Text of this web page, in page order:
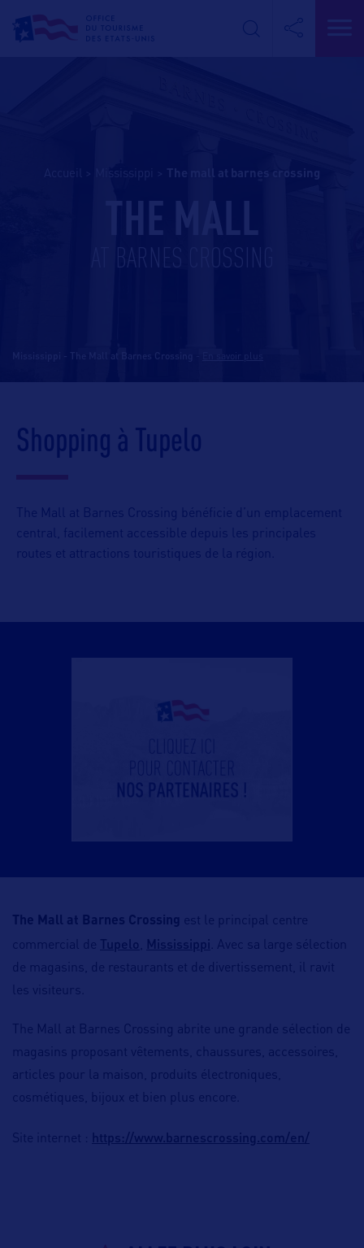
Accueil Mississippi the mall at barnes crossing
THE MALL
AT BARNES CROSSING
Mississippi - The Mall at Barnes Crossing
Shopping à Tupelo
The Mall at Barnes Crossing bénéficie d’un emplacement
central, facilement accessible depuis les principales
routes et attractions touristiques de la région.
The Mall at Barnes Crossing est le principal centre
commercial de Tupelo Mississippi . Avec sa large sélection
de magasins, de restaurants et de divertissement, il ravit
les visiteurs.
The Mall at Barnes Crossing abrite une grande sélection de
magasins proposant vêtements, chaussures, accessoires,
articles pour la maison, produits électroniques,
cosmétiques, bijoux et bien plus encore.
Site internet : https://www.barnescrossing.com/en/